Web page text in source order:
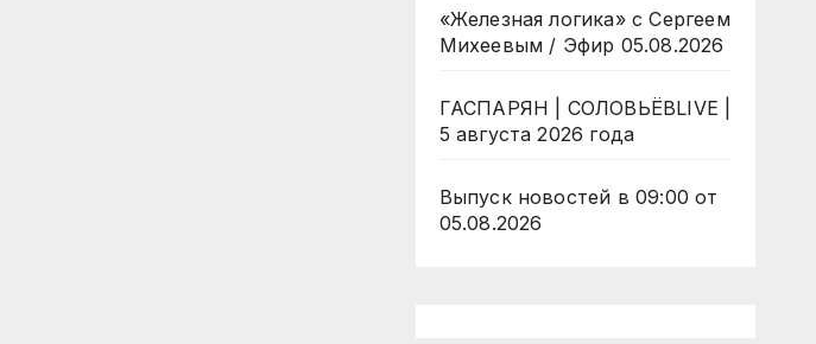
«Железная логика» с Сергеем
Михеевым / Эфир 05.08.2026
ГАСПАРЯН | СОЛОВЬЁВLIVE |
5 августа 2026 года
Выпуск новостей в 09:00 от
05.08.2026